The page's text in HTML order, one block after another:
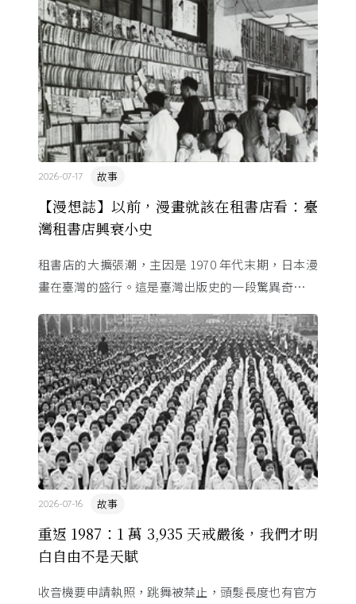
【漫想誌】以前，漫畫就該在租書店看：臺
灣租書店興衰小史
故事
2026-07-17
租書店的大擴張潮，主因是 1970 年代末期，日本漫
畫在臺灣的盛行。這是臺灣出版史的一段驚異奇航。
的協定保護 ...
重返 1987：1 萬 3,935 天戒嚴後，我們才明
白自由不是天賦
故事
2026-07-16
收音機要申請執照，跳舞被禁止，頭髮長度也有官方